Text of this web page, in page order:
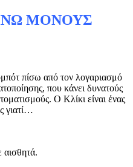
ΜΟΝΟΥΣ
πίσω από τον λογαριασμό
που κάνει δυνατούς
Ο Κλίκι είναι ένας
γιατί…